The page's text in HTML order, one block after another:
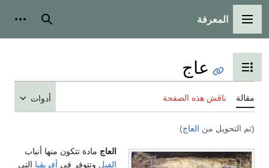
القائمة الرئيسية
المعرفة بحث
تبديل عرض جدول المحتويات
عاج
مقالة ناقش هذه الصفحة أدوات
(تم التحويل من العاج)
العاج مادة تتكون منها أنياب
الفيل وتتوفر في أفريقيا التي